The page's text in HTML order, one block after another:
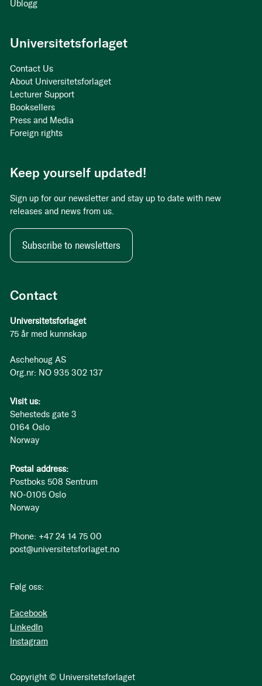
Contact
Universitetsforlaget
75 år med kunnskap
Aschehoug AS
Org.nr: NO 935 302 137
Visit us:
Sehesteds gate 3
0164 Oslo
Norway
Postal address:
Postboks 508 Sentrum
NO-0105 Oslo
Norway
Phone: +47 24 14 75 00
post@universitetsforlaget.no
Følg oss:
Facebook
LinkedIn
Instagram
Copyright © Universitetsforlaget
Ublogg
Universitetsforlaget
Contact Us
About Universitetsforlaget
Lecturer Support
Booksellers
Press and Media
Foreign rights
Keep yourself updated!
Sign up for our newsletter and stay up to date with new
releases and news from us.
Subscribe to newsletters